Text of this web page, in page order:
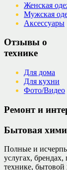
Женская
Мужская
Аксессуары
Отзывы о
технике
Для дома
Для кухни
Фото/Видео
Ремонт и
Бытовая
Полные и
услугах,
технике,